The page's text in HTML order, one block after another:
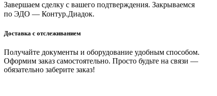
Завершаем сделку с вашего подтверждения. Закрываемся
по ЭДО — Контур.Диадок.
Доставка с отслеживанием
Получайте документы и оборудование удобным способом.
Оформим заказ самостоятельно. Просто будьте на связи —
обязательно заберите заказ!